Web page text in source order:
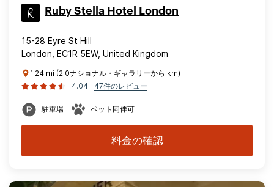
Ruby Stella Hotel London
15-28 Eyre St Hill
London, EC1R 5EW, United Kingdom
1.24 mi (2.0ナショナル・ギャラリーから km)
4.04
47件のレビュー
駐車場 ペット同伴可
料金の確認